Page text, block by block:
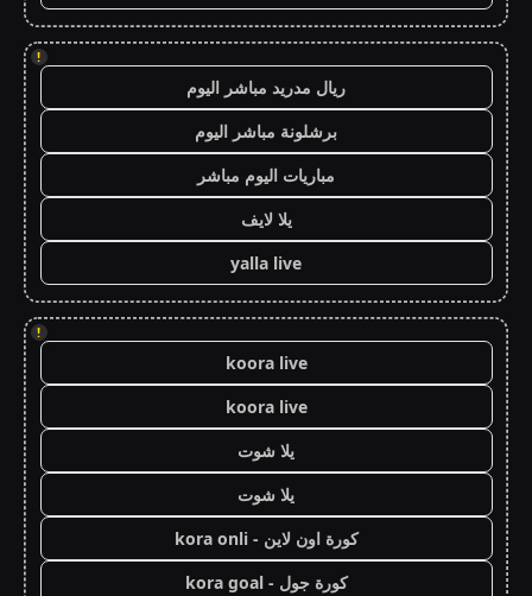
!
ريال مدريد مباشر اليوم
برشلونة مباشر اليوم
مباريات اليوم مباشر
يلا لايف
yalla live
!
koora live
koora live
يلا شوت
يلا شوت
كورة اون لاين - kora onli
كورة جول - kora goal